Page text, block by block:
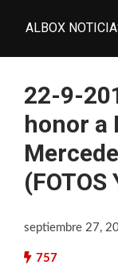
ALBOX
22-9-
honor a
(FOTOS
septiembre 27,
757